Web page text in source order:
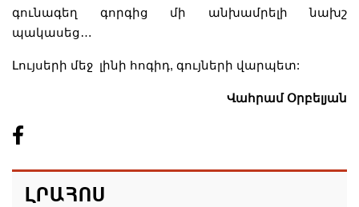
գունագեղ գորգից մի անխամրելի նախշ
պակասեց…
Լույսերի մեջ լինի հոգիդ, գույների վարպետ:
Վահրամ Օրբելյան
ԼՐԱՀՈՍ